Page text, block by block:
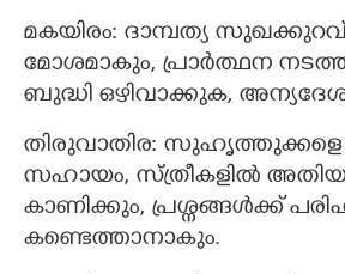
മകയിരം: ദാമ്പത്യ
മോശമാകും, പ്രാർത്ഥന
ബുദ്ധി ഒഴിവാക്കുക,
തിരുവാതിര:
സഹായം, സ്ത്രീകളിൽ
കാണിക്കും, പ്രശ്നങ്ങൾക്ക്
കണ്ടെത്താനാകും.